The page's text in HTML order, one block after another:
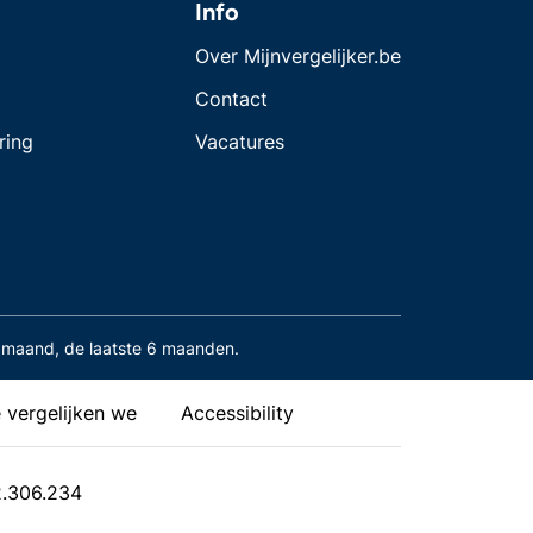
Info
Over Mijnvergelijker.be
Contact
Vacatures
de laatste 6 maanden.
vergelijken we Accessibility